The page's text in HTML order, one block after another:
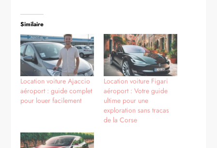
Similaire
Location voiture Ajaccio
aéroport : guide complet
pour louer facilement
Location voiture Figari
aéroport : Votre guide
ultime pour une
exploration sans tracas
de la Corse